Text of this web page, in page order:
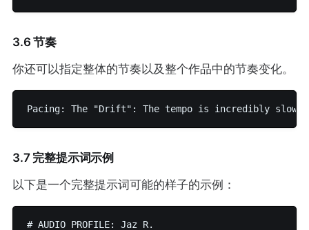
3.6 节奏
你还可以指定整体的节奏以及整个作品中的节奏变化。
3.7 完整提示词示例
以下是一个完整提示词可能的样子的示例：
# AUDIO PROFILE: Jaz R.